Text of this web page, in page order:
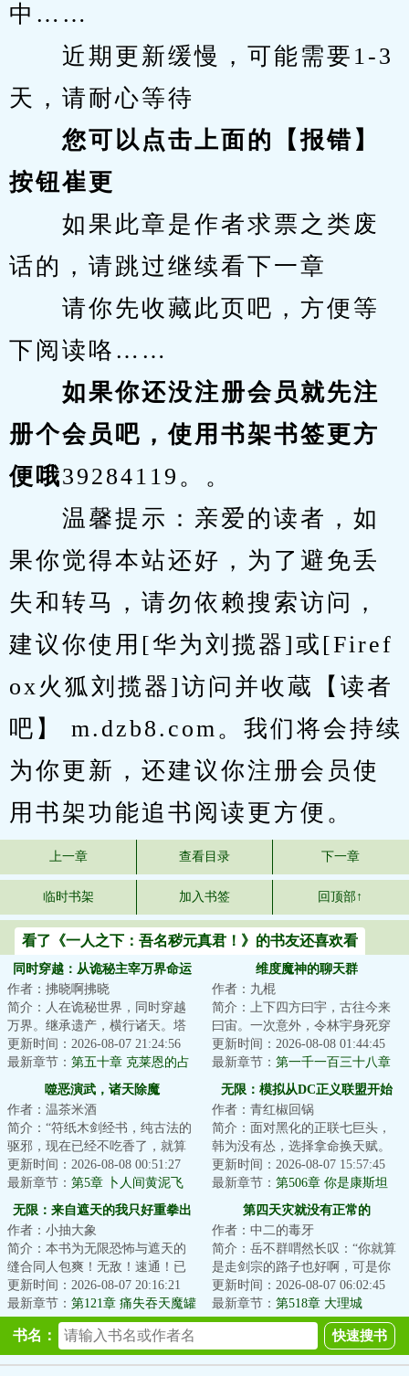
中……
近期更新缓慢，可能需要1-3
天，请耐心等待
您可以点击上面的【报错】
按钮崔更
如果此章是作者求票之类废
话的，请跳过继续看下一章
请你先收藏此页吧，方便等
下阅读咯……
如果你还没注册会员就先注
册个会员吧，使用书架书签更方
便哦39284119。。
温馨提示：亲爱的读者，如
果你觉得本站还好，为了避免丢
失和转马，请勿依赖搜索访问，
建议你使用[华为刘揽器]或[Firef
ox火狐刘揽器]访问并收蔵【读者
吧】 m.dzb8.com。我们将会持续
为你更新，还建议你注册会员使
用书架功能追书阅读更方便。
上一章 查看目录 下一章
临时书架 加入书签 回顶部↑
看了《一人之下：吾名秽元真君！》的书友还喜欢看
同时穿越：从诡秘主宰万界命运
作者：拂晓啊拂晓
简介：人在诡秘世界，同时穿越
万界。继承遗产，横行诸天。塔
罗会，他是愚者最信赖的挚友。
坐忘道，他是红...
更新时间：2026-08-07 21:24:56
最新章节： 第五十章 克莱恩的占
维度魔神的聊天群
作者：九棍
简介：上下四方曰宇，古往今来
曰宙。一次意外，令林宇身死穿
越，但在穿越途中，他又意外撞
上了一个刚刚孕...
更新时间：2026-08-08 01:44:45
最新章节： 第一千一百三十八章
长安来了个活神仙（二合一）
噬恶演武，诸天除魔
作者：温茶米酒
简介：“符纸木剑经书，纯古法的
驱邪，现在已经不吃香了，就算
术士出门，都得带个二百斤的香
炉防身，你不...
更新时间：2026-08-08 00:51:27
最新章节： 第5章 卜人间黄泥飞
鸟，翻云手喜得正餐（6200单
更）
无限：模拟从DC正义联盟开始
作者：青红椒回锅
简介：面对黑化的正联七巨头，
韩为没有怂，选择拿命换天赋。
虽然我现在弱，但我能模拟试
错！将来正联大厅...
更新时间：2026-08-07 15:57:45
最新章节： 第506章 你是康斯坦
丁，他也是康斯坦丁？
无限：来自遮天的我只好重拳出
作者：小抽大象
简介：本书为无限恐怖与遮天的
缝合同人包爽！无敌！速通！已
有完本万订作品【人在无限，开
始速通】，请放...
更新时间：2026-08-07 20:16:21
最新章节： 第121章 痛失吞天魔罐
【5k5求月票】
第四天灾就没有正常的
作者：中二的毒牙
简介：岳不群喟然长叹：“你就算
是走剑宗的路子也好啊，可是你
这……”俞莲舟痛心疾首：“早知道
你会如此...
更新时间：2026-08-07 06:02:45
最新章节： 第518章 大理城
书名：